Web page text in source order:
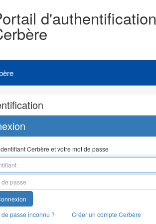
d'authentification
Cerbère et votre mot de passe
de passe inconnu ?
Créer un compte Cerbère